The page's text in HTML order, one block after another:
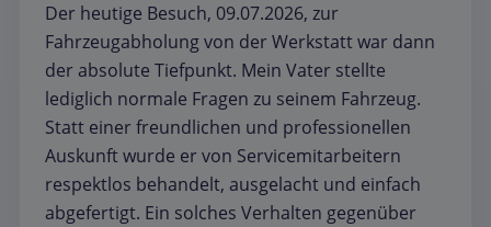
Der heutige Besuch, 09.07.2026, zur
Fahrzeugabholung von der Werkstatt war dann
der absolute Tiefpunkt. Mein Vater stellte
lediglich normale Fragen zu seinem Fahrzeug.
Statt einer freundlichen und professionellen
Auskunft wurde er von Servicemitarbeitern
respektlos behandelt, ausgelacht und einfach
abgefertigt. Ein solches Verhalten gegenüber